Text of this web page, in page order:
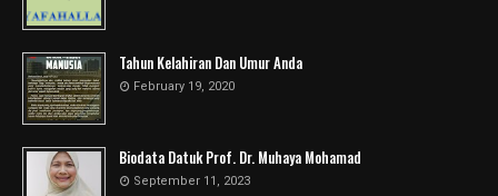
Tahun Kelahiran Dan Umur Anda
February 19, 2020
Biodata Datuk Prof. Dr. Muhaya Mohamad
September 11, 2023